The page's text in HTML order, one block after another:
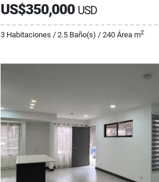
US$350,000 USD
3 Habitaciones / 2.5 Baño(s) / 240 Área m2